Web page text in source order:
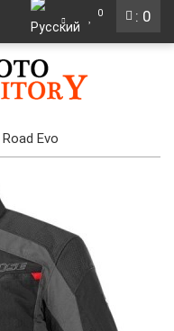
: 0
0
Evo